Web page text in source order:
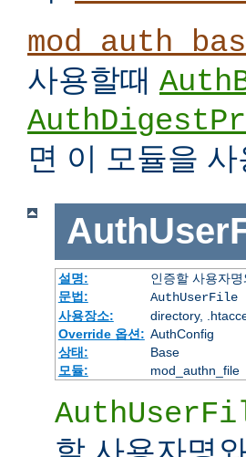
사용할때
면 이 모듈을
설명:
인증할 사용자
문법:
AuthUserFile
사용장소:
directory,
Override 옵션: AuthConfig
상태:
Base
모듈:
mod_authn_file